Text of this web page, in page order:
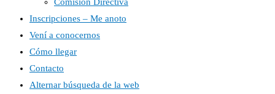
Inscripciones – Me anoto
Vení a conocernos
Cómo llegar
Contacto
Alternar búsqueda de la web